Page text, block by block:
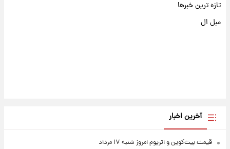
تازه ترین خبرها
مبل ال
آخرین اخبار
قیمت بیت‌کوین و اتریوم امروز شنبه ۱۷ مرداد